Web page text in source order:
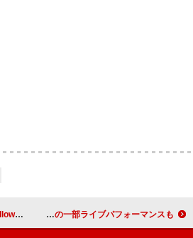
独走中 伊山摩穂「まだまだ語り足りない！」7/5【伊山摩穂とアイドルを語る会】早くも第2弾開催！ 歴代楽曲の一部ライブパフォーマンスも